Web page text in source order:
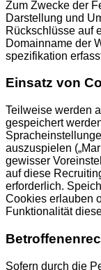
Zum Zwecke der
Darstellung und
Rückschlüsse auf
Domainname der
spezifikation
Einsatz von
Teilweise werden
gespeichert
auszuspielen
gewisser
auf diese
erforderlich.
Cookies erlauben
Funktionalität
Sofern durch die